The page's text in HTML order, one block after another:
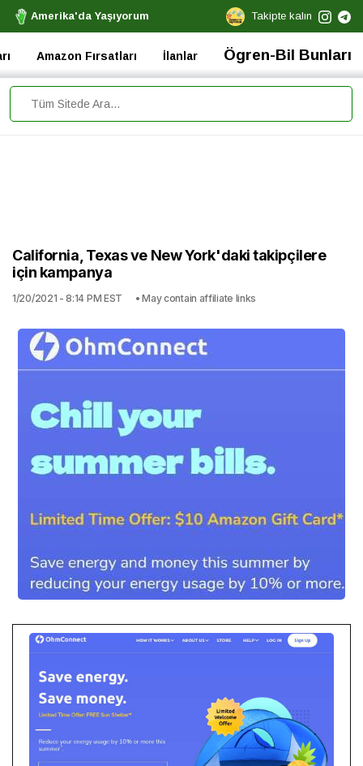
Amerika'da Yaşıyorum Takipte kalın
Amazon Fırsatları İlanlar Ögren-Bil Bunları
California, Texas ve New York'daki takipçilere
için kampanya
1/20/2021 - 8:14 PM EST • May contain affiliate links